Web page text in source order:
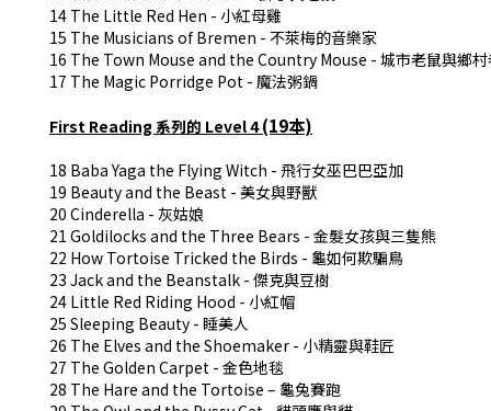
14 The Little Red Hen - 小紅母雞
15 The Musicians of Bremen - 不萊梅的音樂家
16 The Town Mouse and the Country Mouse - 城市老鼠與鄉村
17 The Magic Porridge Pot - 魔法粥鍋
First Reading 系列的 Level 4(19本)
18 Baba Yaga the Flying Witch - 飛行女巫巴巴亞加
19 Beauty and the Beast - 美女與野獸
20 Cinderella - 灰姑娘
21 Goldilocks and the Three Bears - 金髮女孩與三隻熊
22 How Tortoise Tricked the Birds - 龜如何欺騙鳥
23 Jack and the Beanstalk - 傑克與豆樹
24 Little Red Riding Hood - 小紅帽
25 Sleeping Beauty - 睡美人
26 The Elves and the Shoemaker - 小精靈與鞋匠
27 The Golden Carpet - 金色地毯
28 The Hare and the Tortoise – 龜兔賽跑